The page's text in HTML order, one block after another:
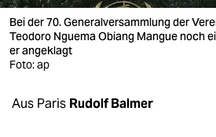
verlag
veranstaltungen
shop
fragen & hilfe
Bei der 70. Generalversammlung der
Teodoro Nguema Obiang Mangue noch
er angeklagt
Foto: ap
Aus Paris Rudolf Balmer